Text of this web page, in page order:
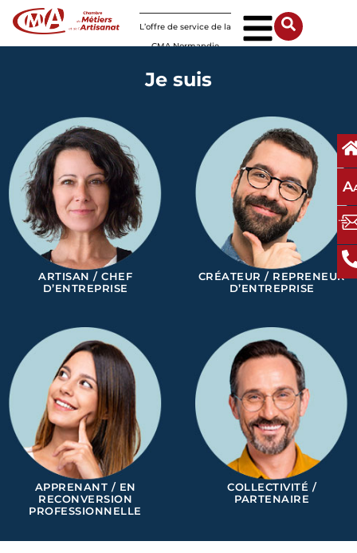
L’offre de service de la
CMA Normandie
A
Je suis
ARTISAN / CHEF
D’ENTREPRISE
CRÉATEUR / REPRENEUR
D’ENTREPRISE
APPRENANT / EN
RECONVERSION
PROFESSIONNELLE
COLLECTIVITÉ /
PARTENAIRE
Panneau de gestion des cookies